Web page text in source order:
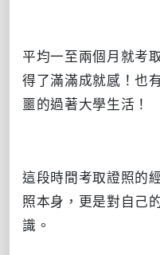
平均一至兩個月就考
得了滿滿成就感！也
噩的過著大學生活！
這段時間考取證照的
照本身，更是對自己
識。